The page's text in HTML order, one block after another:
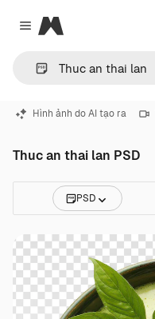
Close menu
Magnific
Hình ảnh do AI tạo ra
Thuc an thai lan PSD
PSD